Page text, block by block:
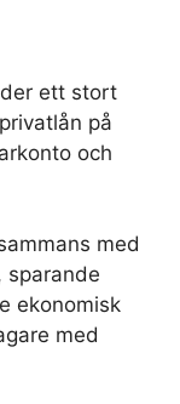
ett stort
på
och
med
sparande
ekonomisk
med